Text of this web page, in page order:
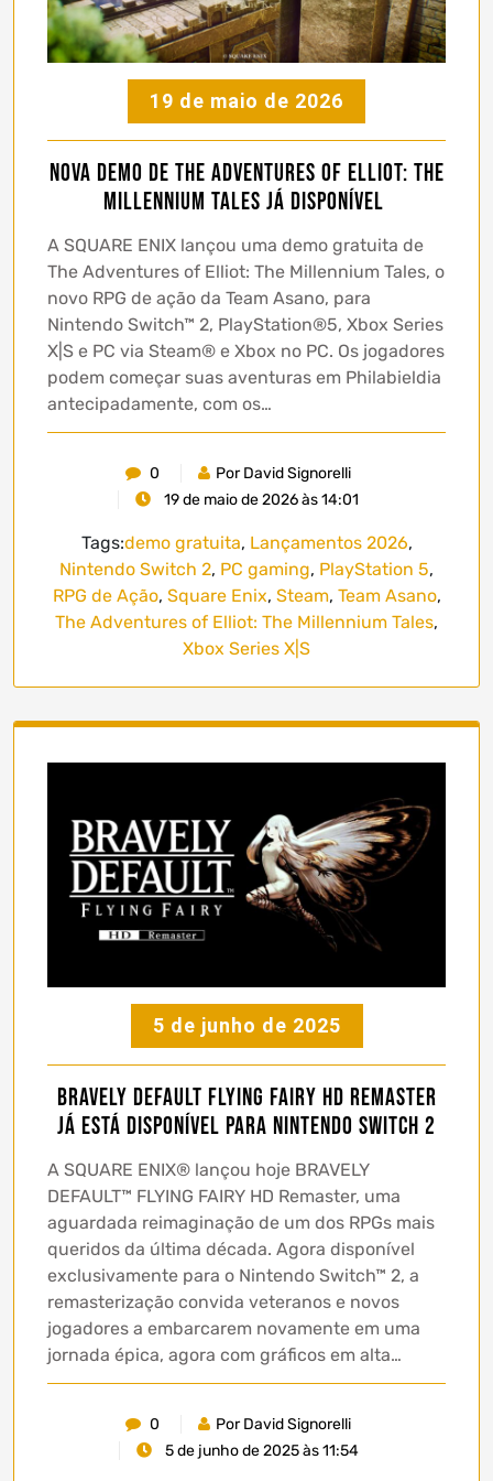
19 de maio de 2026
Nova demo de THE ADVENTURES OF ELLIOT: THE
MILLENNIUM TALES já disponível
A SQUARE ENIX lançou uma demo gratuita de
The Adventures of Elliot: The Millennium Tales, o
novo RPG de ação da Team Asano, para
Nintendo Switch™ 2, PlayStation®5, Xbox Series
X|S e PC via Steam® e Xbox no PC. Os jogadores
podem começar suas aventuras em Philabieldia
antecipadamente, com os…
0
Por David Signorelli
19 de maio de 2026 às 14:01
Tags:demo gratuita, Lançamentos 2026,
Nintendo Switch 2, PC gaming, PlayStation 5,
RPG de Ação, Square Enix, Steam, Team Asano,
The Adventures of Elliot: The Millennium Tales,
Xbox Series X|S
5 de junho de 2025
BRAVELY DEFAULT FLYING FAIRY HD REMASTER
JÁ ESTÁ DISPONÍVEL PARA NINTENDO SWITCH 2
A SQUARE ENIX® lançou hoje BRAVELY
DEFAULT™ FLYING FAIRY HD Remaster, uma
aguardada reimaginação de um dos RPGs mais
queridos da última década. Agora disponível
exclusivamente para o Nintendo Switch™ 2, a
remasterização convida veteranos e novos
jogadores a embarcarem novamente em uma
jornada épica, agora com gráficos em alta…
0
Por David Signorelli
5 de junho de 2025 às 11:54